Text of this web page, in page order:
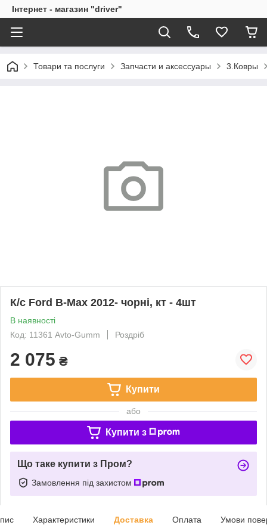
Інтернет - магазин "driver"
Товари та послуги Запчасти и аксессуары 3.Ковры
К/с Ford B-Max 2012- чорні, кт - 4шт
В наявності
Код: 11361 Avto-Gumm
Роздріб
2 075 ₴
Купити
або
Купити з
Що таке купити з Пром?
Замовлення під захистом
Характеристики Доставка Оплата Умови